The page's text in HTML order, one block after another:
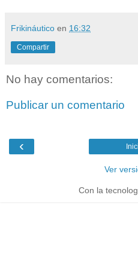
Frikináutico en 16:32
Compartir
No hay comentarios:
Publicar un comentario
‹
Ver
Con la